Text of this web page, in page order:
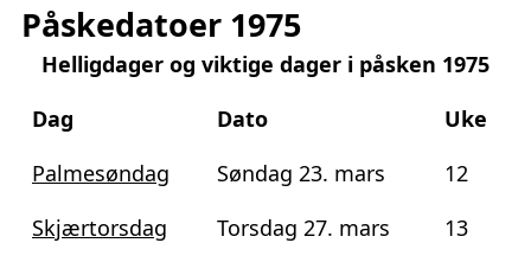
Påskedatoer 1975
Helligdager og viktige dager i påsken 1975
Dag
Dato
Uke
Palmesøndag
Søndag 23. mars
12
Skjærtorsdag
Torsdag 27. mars
13